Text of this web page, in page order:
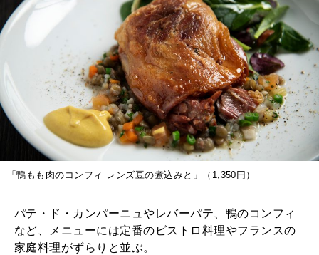
「鴨もも肉のコンフィ レンズ豆の煮込みと」（1,350円）
パテ・ド・カンパーニュやレバーパテ、鴨のコンフィ
など、メニューには定番のビストロ料理やフランスの
家庭料理がずらりと並ぶ。